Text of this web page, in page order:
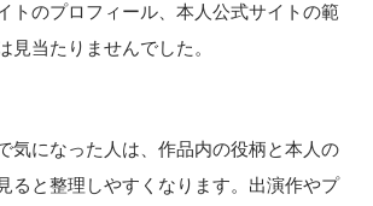
トのプロフィール、本人公式サイトの範
見当たりませんでした。
気になった人は、作品内の役柄と本人の
ると整理しやすくなります。出演作やプ